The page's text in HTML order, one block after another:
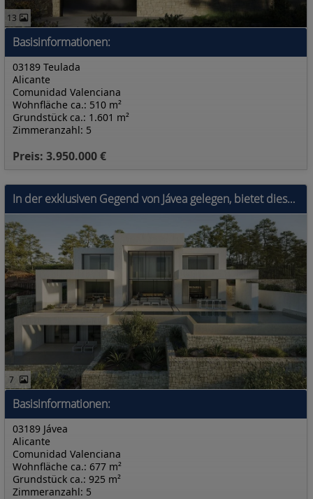
13
Basisinformationen:
03189 Teulada
Alicante
Comunidad Valenciana
Preis: 3.950.000 €
Wohnfläche ca.: 510 m²
Grundstück ca.: 1.601 m²
Zimmeranzahl: 5
In der exklusiven Gegend von Jávea gelegen, bietet diese Villa ein einzigartiges Wohnerlebnis in erster Meereslinie. Mit Panoramablick auf das Meer b
7
Basisinformationen:
03189 Jávea
Alicante
Comunidad Valenciana
Wohnfläche ca.: 677 m²
Grundstück ca.: 925 m²
Zimmeranzahl: 5